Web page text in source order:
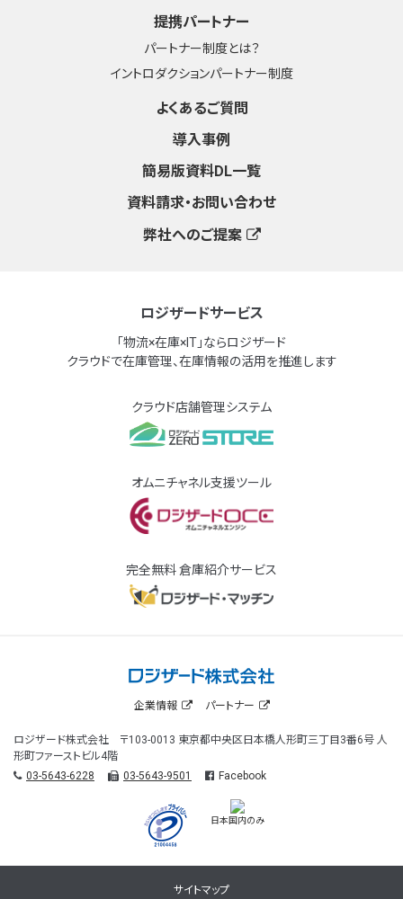
提携パートナー
パートナー制度とは？
イントロダクションパートナー制度
よくあるご質問
導入事例
簡易版資料DL一覧
資料請求・お問い合わせ
弊社へのご提案
ロジザードサービス
「物流×在庫×IT」ならロジザード
クラウドで在庫管理、在庫情報の活用を推進します
クラウド店舗管理システム
オムニチャネル支援ツール
完全無料 倉庫紹介サービス
企業情報 パートナー
ロジザード株式会社 〒103-0013 東京都中央区日本橋人形町三丁目3番6号 人
形町ファーストビル4階
03-5643-6228
03-5643-9501 Facebook
日本国内のみ
サイトマップ